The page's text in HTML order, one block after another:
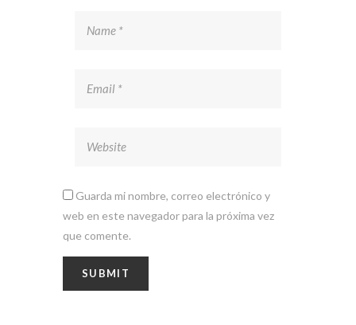
Guarda mi nombre, correo electrónico y
web en este navegador para la próxima vez
que comente.